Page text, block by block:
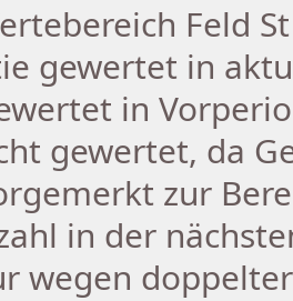
Feld
gewertet in
in
gewertet, da
zur
in der
wegen